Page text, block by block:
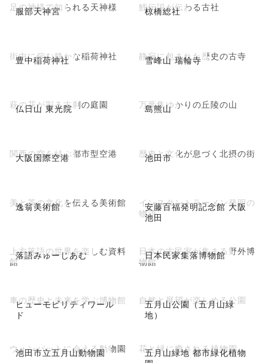
服部天神宮
足の神様で知られる天神様 椋橋総社
鯉伝説が伝わる古社
豊中稲荷神社
街中に佇む静かな稲荷神社 雪峰山 瑞輪寺
静寂に包まれた歴史の古寺
仏日山 東光院
萩の花が彩る古刹の庭園 島熊山
万葉集ゆかりの丘陵の山
大阪国際空港
関西の空を結ぶ都市型空港 池田市
歴史と文化が息づく北摂の街
逸翁美術館
美と茶の文化を伝える美術館
安藤百福発明記念館 大阪
池田
インスタントラーメン発明の
物語
落語みゅーじあむ
上方落語の世界を楽しむ資料
館
日本民家集落博物館
日本の古民家が集まる野外博
物館
ヒューモビリティワール
ド
車の歴史と未来を学ぶ博物館
五月山公園（五月山緑
地）
自然と展望が楽しめる公園
池田市立五月山動物園
ウォンバットに会える動物園
五月山緑地 都市緑化植物
花と緑に癒される植物園